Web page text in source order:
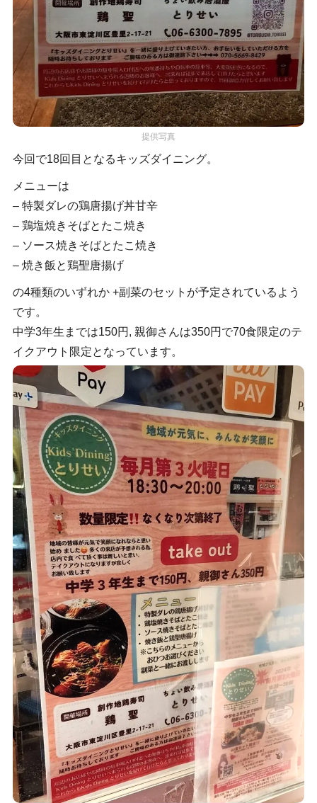
提供写真
今回で18回目となるキッズダイニング。
メニューは
– 特製ダレの鶏唐揚げ丼甘辛
– 鶏塩焼きそばとたこ焼き
– ソース焼きそばとたこ焼き
– 焼き飯と鶏聖唐揚げ
の4種類のいずれか +副菜のセットが予定されているよう
です。
中学3年生までは150円, 親御さんは350円で70食限定のテ
イクアウト限定となっています。